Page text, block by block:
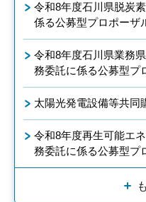
令和8年度石川県脱炭
係る公募型プロポーザ
令和8年度石川県業務
務委託に係る公募型プ
太陽光発電設備等共同
令和8年度再生可能エ
務委託に係る公募型プ